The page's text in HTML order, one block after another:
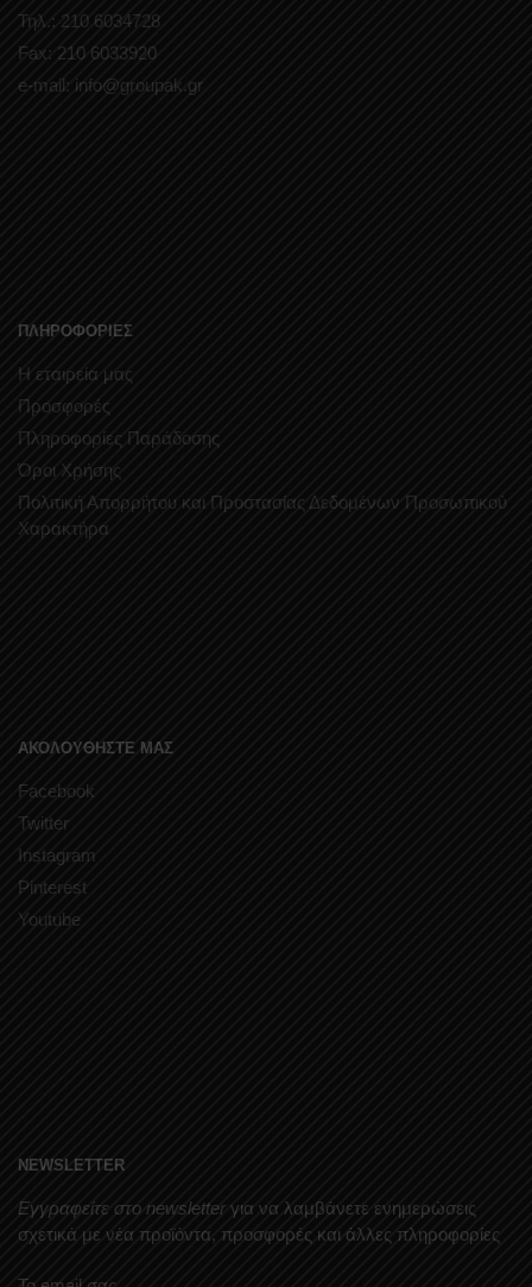
Τηλ.: 210 6034728
Fax: 210 6033920
e-mail: info@groupak.gr
ΠΛΗΡΟΦΟΡΙΕΣ
Η εταιρεία μας
Προσφορές
Πληροφορίες Παράδοσης
Όροι Χρήσης
Πολιτική Απορρήτου και Προστασίας Δεδομένων Προσωπικού
Χαρακτήρα
ΑΚΟΛΟΥΘΗΣΤΕ ΜΑΣ
Facebook
Twitter
Instagram
Pinterest
Youtube
NEWSLETTER
Εγγραφείτε στο newsletter για να λαμβάνετε ενημερώσεις
σχετικά με νέα προϊόντα, προσφορές και άλλες πληροφορίες